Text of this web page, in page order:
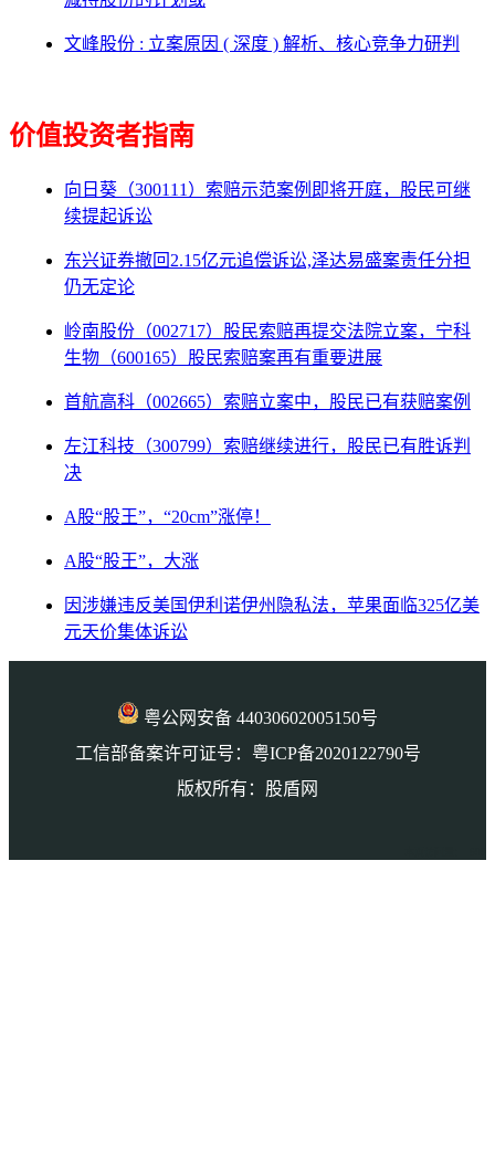
文峰股份 : 立案原因 ( 深度 ) 解析、核心竞争力研判
价值投资者指南
向日葵（300111）索赔示范案例即将开庭，股民可继
续提起诉讼
东兴证券撤回2.15亿元追偿诉讼,泽达易盛案责任分担
仍无定论
岭南股份（002717）股民索赔再提交法院立案，宁科
生物（600165）股民索赔案再有重要进展
首航高科（002665）索赔立案中，股民已有获赔案例
左江科技（300799）索赔继续进行，股民已有胜诉判
决
A股“股王”，“20cm”涨停！
A股“股王”，大涨
因涉嫌违反美国伊利诺伊州隐私法，苹果面临325亿美
元天价集体诉讼
粤公网安备 44030602005150号
工信部备案许可证号：粤ICP备2020122790号
版权所有：股盾网